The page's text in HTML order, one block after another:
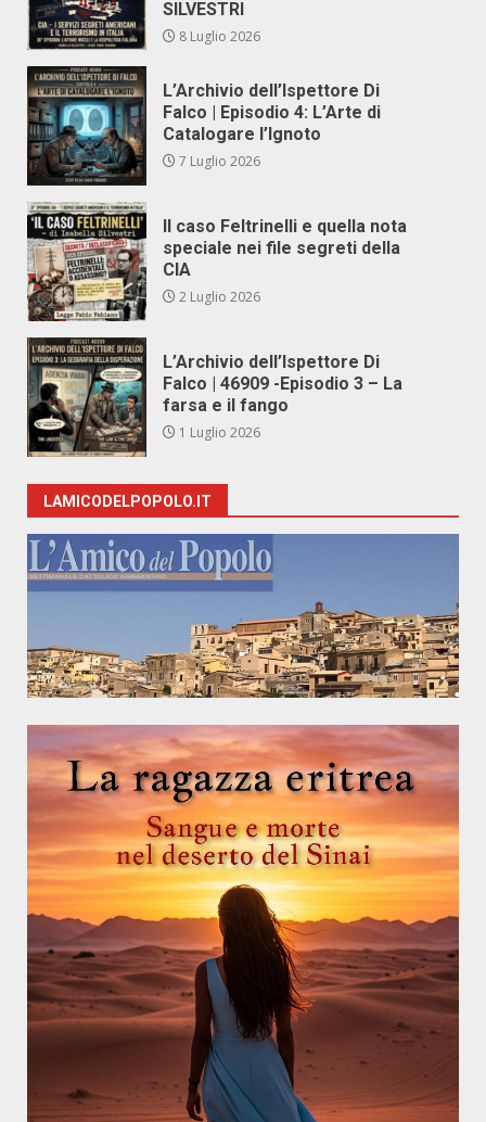
SILVESTRI
8 Luglio 2026
L’Archivio dell’Ispettore Di
Falco | Episodio 4: L’Arte di
Catalogare l’Ignoto
7 Luglio 2026
Il caso Feltrinelli e quella nota
speciale nei file segreti della
CIA
2 Luglio 2026
L’Archivio dell’Ispettore Di
Falco | 46909 -Episodio 3 – La
farsa e il fango
1 Luglio 2026
LAMICODELPOPOLO.IT